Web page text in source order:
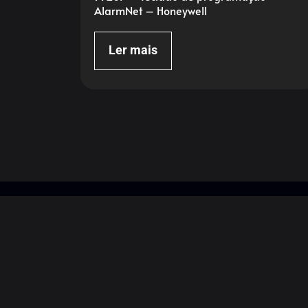
AlarmNet – Honeywell
Ler mais